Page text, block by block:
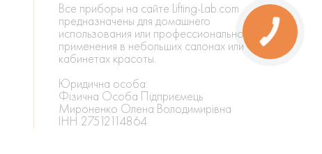
Все приборы на сайте Lifting-Lab.com
предназначены для домашнего
использования или профессионального
применения в небольших салонах или
кабинетах красоты.
Юридична особа:
Фізична Особа Підприємець
Мироненко Олена Володимирівна
ІНН 27512114864